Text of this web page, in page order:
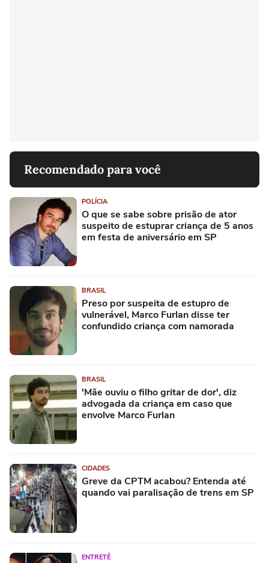
Recomendado para você
POLÍCIA
O que se sabe sobre prisão de ator
suspeito de estuprar criança de 5 anos
em festa de aniversário em SP
BRASIL
Preso por suspeita de estupro de
vulnerável, Marco Furlan disse ter
confundido criança com namorada
BRASIL
'Mãe ouviu o filho gritar de dor', diz
advogada da criança em caso que
envolve Marco Furlan
CIDADES
Greve da CPTM acabou? Entenda até
quando vai paralisação de trens em SP
ENTRETÊ